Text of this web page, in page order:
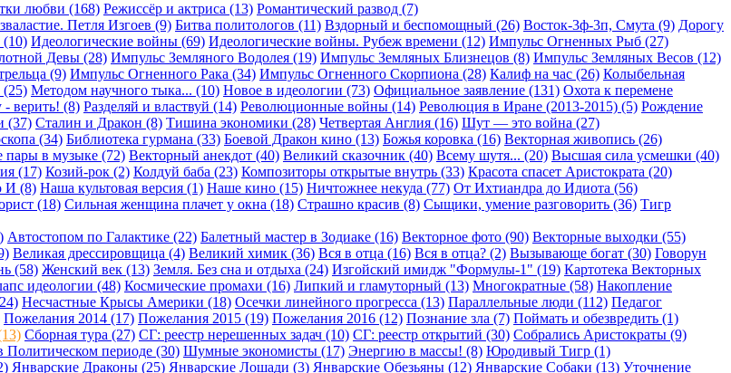
любви (168) Режиссёр и актриса (13) Романтический развод (7)
Петля Изгоев (9) Битва политологов (11) Вздорный и беспомощный (26) Восток-3ф-3п, Смута (9) Дорогу
(10) Идеологические войны (69) Идеологические войны. Рубеж времени (12) Импульс Огненных Рыб (27)
Девы (28) Импульс Земляного Водолея (19) Импульс Земляных Близнецов (8) Импульс Земляных Весов (12)
(9) Импульс Огненного Рака (34) Импульс Огненного Скорпиона (28) Калиф на час (26) Колыбельная
(25) Методом научного тыка... (10) Новое в идеологии (73) Официальное заявление (131) Охота к перемене
- верить! (8) Разделяй и властвуй (14) Революционные войны (14) Революция в Иране (2013-2015) (5) Рождение
(37) Сталин и Дракон (8) Тишина экономики (28) Четвертая Англия (16) Шут — это война (27)
(34) Библиотека гурмана (33) Боевой Дракон кино (13) Божья коровка (16) Векторная живопись (26)
пары в музыке (72) Векторный анекдот (40) Великий сказочник (40) Всему шутя... (20) Высшая сила усмешки (40)
(17) Козий-рок (2) Колдуй баба (23) Композиторы открытые внутрь (33) Красота спасет Аристократа (20)
И (8) Наша культовая версия (1) Наше кино (15) Ничтожнее некуда (77) От Ихтиандра до Идиота (56)
(18) Сильная женщина плачет у окна (18) Страшно красив (8) Сыщики, умение разговорить (36) Тигр
Автостопом по Галактике (22) Балетный мастер в Зодиаке (16) Векторное фото (90) Векторные выходки (55)
Великая дрессировщица (4) Великий химик (36) Вся в отца (16) Вся в отца? (2) Вызывающе богат (30) Говорун
(58) Женский век (13) Земля. Без сна и отдыха (24) Изгойский имидж "Формулы-1" (19) Картотека Векторных
идеологии (48) Космические промахи (16) Липкий и гламуторный (13) Многократные (58) Накопление
Несчастные Крысы Америки (18) Осечки линейного прогресса (13) Параллельные люди (112) Педагог
Пожелания 2014 (17) Пожелания 2015 (19) Пожелания 2016 (12) Познание зла (7) Поймать и обезвредить (1)
Сборная тура (27) СГ: реестр нерешенных задач (10) СГ: реестр открытий (30) Собрались Аристократы (9)
Политическом периоде (30) Шумные экономисты (17) Энергию в массы! (8) Юродивый Тигр (1)
Январские Драконы (25) Январские Лошади (3) Январские Обезьяны (12) Январские Собаки (13) Уточнение